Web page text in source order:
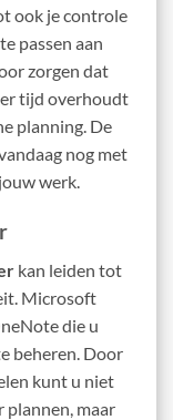
ook je controle
passen aan
zorgen dat
tijd overhoudt
planning. De
nog met
werk.
kan leiden tot
Microsoft
die u
beheren. Door
kunt u niet
plannen, maar